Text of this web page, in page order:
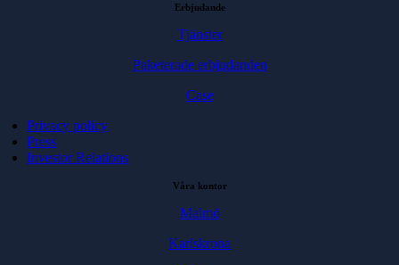
Erbjudande
Tjänster
Paketerade erbjudanden
Case
Privacy policy
Press
Investor Relations
Våra kontor
Malmö
Karlskrona